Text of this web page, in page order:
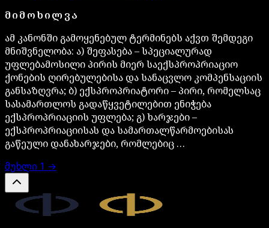
ᲛᲘᲛᲝᲮᲘᲚᲕᲐ
ამ კანონში გამოყენებულ ტერმინებს აქვთ შემდეგი
მნიშვნელობა: ა) შეფასება – სპეციალურად
უფლებამოსილი პირის მიერ საექსპროპრიაციო
ქონების ღირებულებისა და სანაცვლო კომპენსაციის
განსაზღვრა; ბ) ექსპროპრიატორი – პირი, რომელსაც
სასამართლოს გადაწყვეტილებით ენიჭება
ექსპროპრიაციის უფლება; გ) ხარჯები –
ექსპროპრიაციისას და სამართალწარმოებისას
გაწეული დანახარჯები, რომლებიც …
მუხლი 1 →